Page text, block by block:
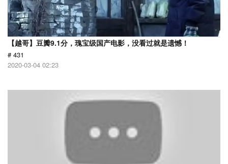
【越哥】豆瓣9.1分，瑰宝级国产电影，没看过就是遗憾！
# 431
2020-03-04 02:23